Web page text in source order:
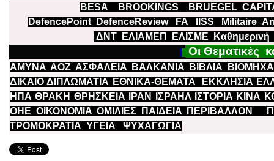
BESA BROOKINGS BRUEGEL
DefencePoint
DefenceReview FA IISS Militaire
ΔΝΤ
ΕΛΙΑΜΕΠ ΕΛΙΣΜΕ Καθημερινή
Οι
ΑΜΥΝΑΑΟΖ ΑΣΦΑΛΕΙΑ ΒΑΛΚΑΝΙΑ ΒΙΒΛΙΑ
ΔΙΚΑΙΟ ΔΙΠΛΩΜΑΤΙΑ ΕΘΝΙΚΑ-ΘΕΜΑΤΑ ΕΚΚΛΗΣΙΑ
ΗΠΑ ΘΡΑΚΗ ΘΡΗΣΚΕΙΑ ΙΡΑΝ ΙΣΡΑΗΛ ΙΣΤΟΡΙΑ ΚΙΝΑ
ΟΗΕ ΟΙΚΟΝΟΜΙΑ ΟΜΙΛΙΕΣ ΠΑΙΔΕΙΑ ΠΕΡΙΒΑΛΛΟΝ
ΤΡΟΜΟΚΡΑΤΙΑ ΥΓΕΙΑ ΨΥΧΑΓΩΓΙΑ